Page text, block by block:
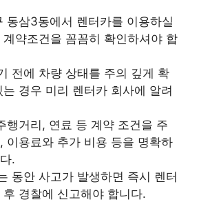
동삼3동에서 렌터카를 이용하실
약조건을 꼼꼼히 확인하셔야 합
전에 차량 상태를 주의 깊게 확
경우 미리 렌터카 회사에 알려
행거리, 연료 등 계약 조건을 주
이용료와 추가 비용 등을 명확하
.
동안 사고가 발생하면 즉시 렌터
경찰에 신고해야 합니다.